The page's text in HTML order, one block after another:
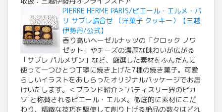
PIERRE HERME PARIS/ピエール・エルメ・パ
リ サブレ詰合せ （洋菓子 クッキー）【三越
伊勢丹/公式】
香り高いヘーゼルナッツの「クロック ノワ
ゼット」やチーズの濃厚な味わいが広がる
「サブレ パルメザン」など、厳選した素材をふんだんに
使って一つひとつ丁寧に焼き上げた7種の焼き菓子。可愛
らしいイラストをあしらったオリジナルパッケージでお届
けいたします。＜ブランド紹介＞"パティスリー界のピカ
ソ"と称賛されるピエール・エルメ。徹底的に素材にこだ
わり、精緻な技巧を駆使して創り上げる絶品の数々はどれ